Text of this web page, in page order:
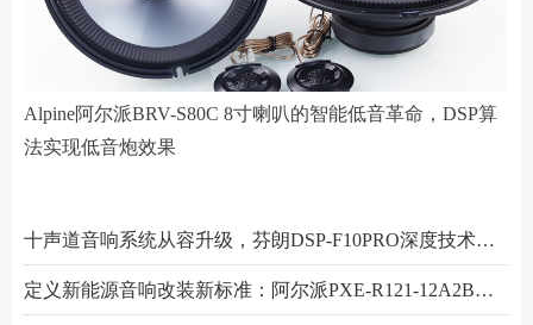
Alpine阿尔派BRV-S80C 8寸喇叭的智能低音革命，DSP算
法实现低音炮效果